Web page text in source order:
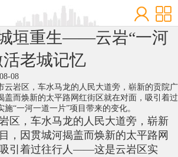
垣重生——云岩“一河
老城记忆
08
云岩区，车水马龙的人民大道旁，崭新的贡院广
盖而焕新的太平路网红街区就在对面，吸引着过
“一河一道一片”项目带来的变化。
区，车水马龙的人民大道旁，崭新
，因贯城河揭盖而焕新的太平路网
引着过往行人——这是云岩区实